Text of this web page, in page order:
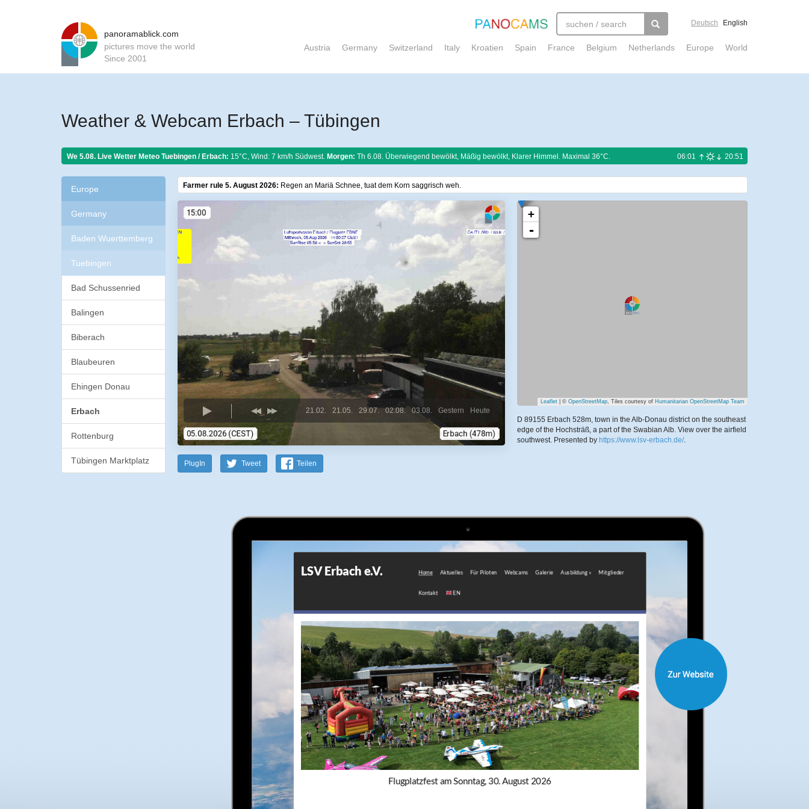
panoramablick.com
pictures move the world
Since 2001
Deutsch English
Austria Germany Switzerland Italy Kroatien Spain France Belgium Netherlands Europe World
Weather & Webcam Erbach – Tübingen
We 5.08. Live Wetter Meteo Tuebingen / Erbach: 15°C, Wind: 7 km/h Südwest. Morgen: Th 6.08. Überwiegend bewölkt, Mäßig bewölkt, Klarer Himmel. Maximal 36°C. 06:01 20:51
Europe
Germany
Baden Wuerttemberg
Tuebingen
Bad Schussenried
Balingen
Biberach
Blaubeuren
Ehingen Donau
Erbach
Rottenburg
Tübingen Marktplatz
Farmer rule 5. August 2026: Regen an Mariä Schnee, tuat dem Korn saggrisch weh.
Heute
Gestern
03.08.
02.08.
29.07.
21.05.
21.02.
+
-
Leaflet| © OpenStreetMap, Tiles courtesy of Humanitarian OpenStreetMap Team
D 89155 Erbach 528m, town in the Alb-Donau district on the southeast
edge of the Hochsträß, a part of the Swabian Alb. View over the airfield
southwest. Presented by https://www.lsv-erbach.de/.
PlugIn Tweet Teilen